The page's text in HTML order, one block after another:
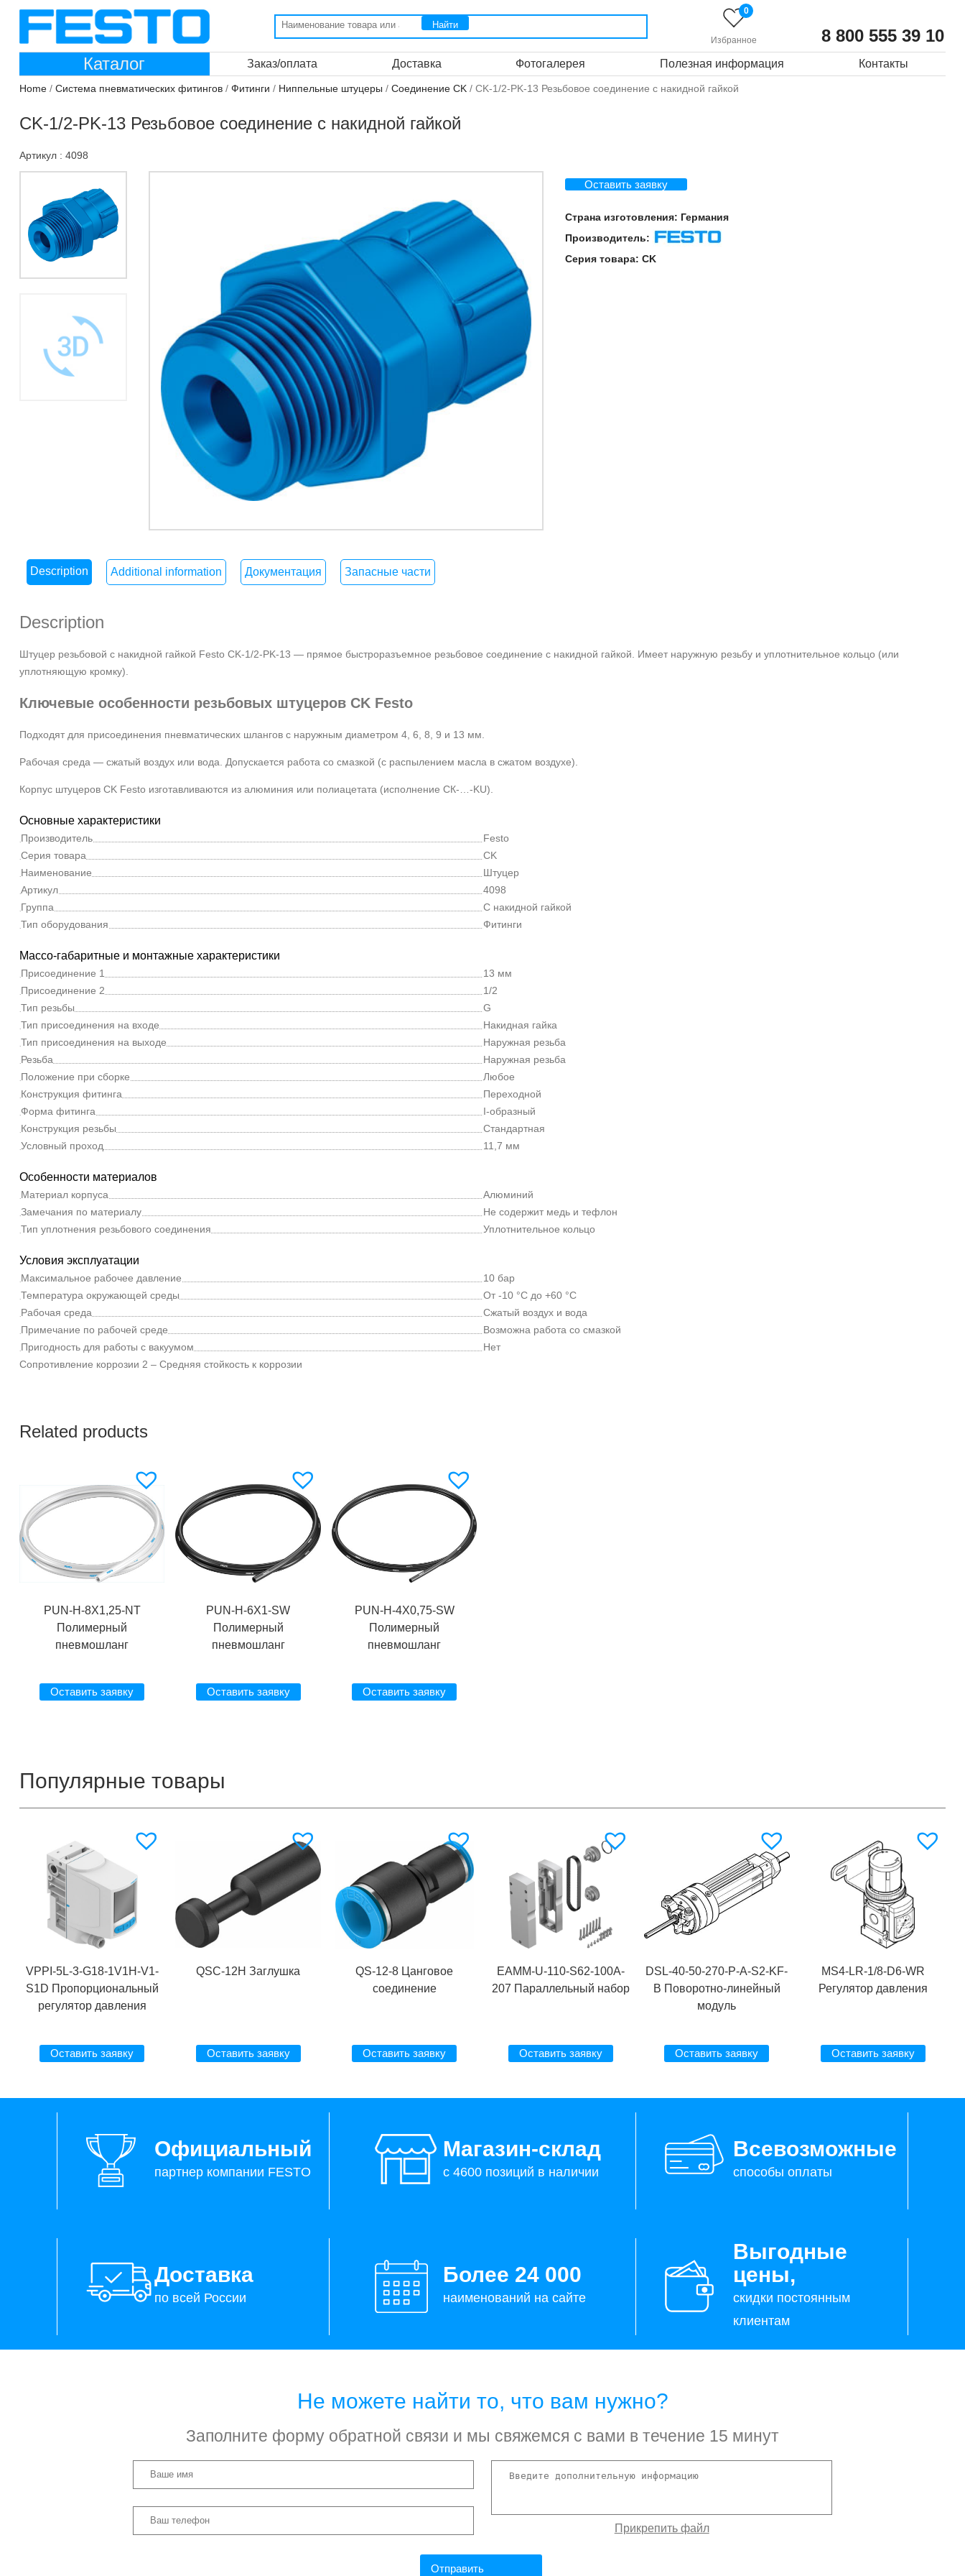
Избранное
0
8 800 555 39 10
Каталог
Заказ/оплата Доставка Фотогалерея Полезная информация Контакты
Home/ Система пневматических фитингов/ Фитинги / Ниппельные штуцеры / Соединение CK/ CK-1/2-PK-13 Резьбовое соединение с накидной гайкой
CK-1/2-PK-13 Резьбовое соединение с накидной гайкой
Артикул : 4098
Оставить заявку
Страна изготовления: Германия
Производитель:
Festo
Серия товара: CK
Description Additional information Документация Запасные части
Description
Штуцер резьбовой с накидной гайкой Festo CK-1/2-PK-13 — прямое быстроразъемное резьбовое соединение с накидной гайкой. Имеет наружную резьбу и уплотнительное кольцо (или
уплотняющую кромку).
Ключевые особенности резьбовых штуцеров CK Festo
Подходят для присоединения пневматических шлангов с наружным диаметром 4, 6, 8, 9 и 13 мм.
Рабочая среда — сжатый воздух или вода. Допускается работа со смазкой (с распылением масла в сжатом воздухе).
Корпус штуцеров CK Festo изготавливаются из алюминия или полиацетата (исполнение СК-…-KU).
Основные характеристики
Производитель
Festo
Серия товара
CK
Наименование
Штуцер
Артикул
4098
Группа
С накидной гайкой
Тип оборудования
Фитинги
Массо-габаритные и монтажные характеристики
Присоединение 1
13 мм
Присоединение 2
1/2
Тип резьбы
G
Тип присоединения на входе
Накидная гайка
Тип присоединения на выходе
Наружная резьба
Резьба
Наружная резьба
Положение при сборке
Любое
Конструкция фитинга
Переходной
Форма фитинга
I-образный
Конструкция резьбы
Стандартная
Условный проход
11,7 мм
Особенности материалов
Материал корпуса
Алюминий
Замечания по материалу
Не содержит медь и тефлон
Тип уплотнения резьбового соединения
Уплотнительное кольцо
Условия эксплуатации
Максимальное рабочее давление
10 бар
Температура окружающей среды
От -10 °C до +60 °C
Рабочая среда
Сжатый воздух и вода
Примечание по рабочей среде
Возможна работа со смазкой
Пригодность для работы с вакуумом
Нет
Сопротивление коррозии 2 – Средняя стойкость к коррозии
Related products
PUN-H-8X1,25-NT
Полимерный
пневмошланг
Оставить заявку
PUN-H-6X1-SW
Полимерный
пневмошланг
Оставить заявку
PUN-H-4X0,75-SW
Полимерный
пневмошланг
Оставить заявку
Популярные товары
VPPI-5L-3-G18-1V1H-V1-
S1D Пропорциональный
регулятор давления
Оставить заявку
QSC-12H Заглушка
Оставить заявку
QS-12-8 Цанговое
соединение
Оставить заявку
EAMM-U-110-S62-100A-
207 Параллельный набор
Оставить заявку
DSL-40-50-270-P-A-S2-KF-
B Поворотно-линейный
модуль
Оставить заявку
MS4-LR-1/8-D6-WR
Регулятор давления
Оставить заявку
Официальный
партнер компании FESTO
Магазин-склад
с 4600 позиций в наличии
Всевозможные
способы оплаты
Доставка
по всей России
Более 24 000
наименований на сайте
Выгодные
цены,
скидки постоянным
клиентам
Не можете найти то, что вам нужно?
Заполните форму обратной связи и мы свяжемся с вами в течение 15 минут